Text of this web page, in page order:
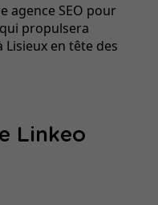
agence SEO pour
propulsera
en tête des
Linkeo